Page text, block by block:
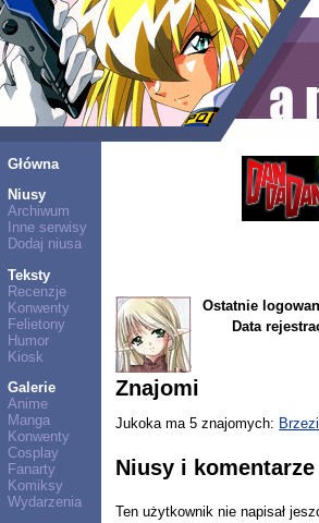
Główna
Niusy
Archiwum
Inne serwisy
Dodaj niusa
Teksty
Recenzje
Konwenty
Felietony
Humor
Kiosk
Galerie
Anime
Manga
Konwenty
Cosplay
Fanarty
Komiksy
Wydarzenia
Ostatnie
Data
Znajomi
Jukoka ma 5 znajomych:
Niusy i komentarze
Ten użytkownik nie napisał